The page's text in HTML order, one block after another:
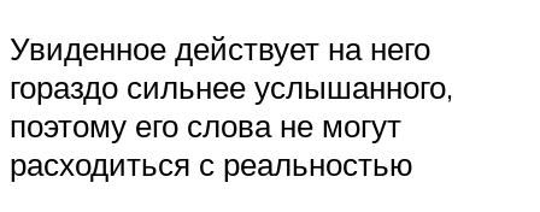
Увиденное действует на него
гораздо сильнее услышанного,
поэтому его слова не могут
расходиться с реальностью